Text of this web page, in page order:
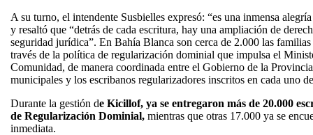
A su turno, el intendente Susbielles expresó: “es una inmensa
y resaltó que “detrás de cada escritura, hay una ampliación de
seguridad jurídica”. En Bahía Blanca son cerca de 2.000 las
través de la política de regularización dominial que impulsa el
Comunidad, de manera coordinada entre el Gobierno de la
municipales y los escribanos regularizadores inscritos en cada uno
Durante la gestión de Kicillof, ya se entregaron más de 20.000
de Regularización Dominial, mientras que otras 17.000 ya se
inmediata.